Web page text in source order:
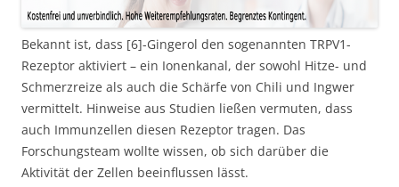
Bekannt ist, dass [6]-Gingerol den sogenannten TRPV1-
Rezeptor aktiviert – ein Ionenkanal, der sowohl Hitze- und
Schmerzreize als auch die Schärfe von Chili und Ingwer
vermittelt. Hinweise aus Studien ließen vermuten, dass
auch Immunzellen diesen Rezeptor tragen. Das
Forschungsteam wollte wissen, ob sich darüber die
Aktivität der Zellen beeinflussen lässt.